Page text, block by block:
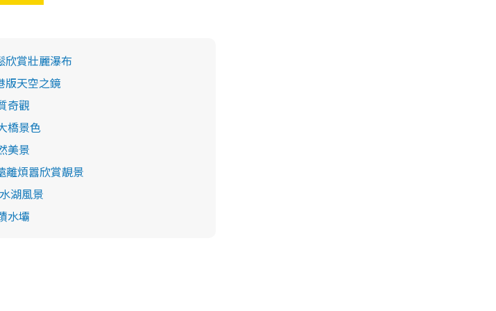
欣賞壯麗瀑布
版天空之鏡
奇觀
橋景色
美景
離煩囂欣賞靚景
湖風景
水壩